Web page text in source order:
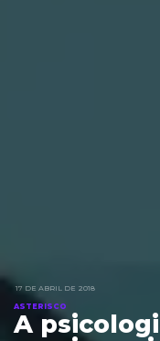
17 DE ABRIL DE 2018
ASTERISCO
A